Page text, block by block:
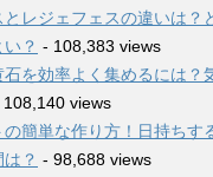
レジェフェスの違いは？
？ - 108,383 views
を効率よく集めるには？
108,140 views
簡単な作り方！日持ちす
？ - 98,688 views